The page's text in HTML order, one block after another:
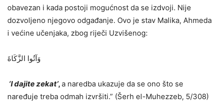
obavezan i kada postoji mogućnost da se izdvoji. Nije
dozvoljeno njegovo odgađanje. Ovo je stav Malika, Ahmeda
i većine učenjaka, zbog riječi Uzvišenog:
وَآتُوا الزَّكَاةَ
‘I dajite zekat’,a naredba ukazuje da se ono što se
naređuje treba odmah izvršiti.” (Šerh el-Muhezzeb, 5/308)